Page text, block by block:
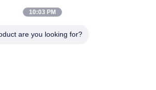
の安全ヘルメットのChin革紐の投錨の側
10:03 PM
are you looking for?